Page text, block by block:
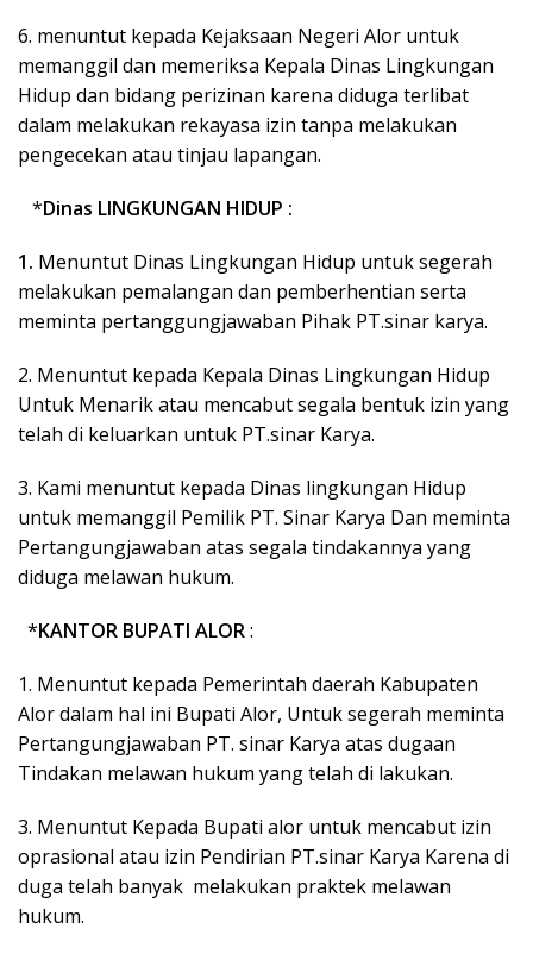
6. menuntut kepada Kejaksaan Negeri Alor untuk
memanggil dan memeriksa Kepala Dinas Lingkungan
Hidup dan bidang perizinan karena diduga terlibat
dalam melakukan rekayasa izin tanpa melakukan
pengecekan atau tinjau lapangan.
*Dinas LINGKUNGAN HIDUP :
1. Menuntut Dinas Lingkungan Hidup untuk segerah
melakukan pemalangan dan pemberhentian serta
meminta pertanggungjawaban Pihak PT.sinar karya.
2. Menuntut kepada Kepala Dinas Lingkungan Hidup
Untuk Menarik atau mencabut segala bentuk izin yang
telah di keluarkan untuk PT.sinar Karya.
3. Kami menuntut kepada Dinas lingkungan Hidup
untuk memanggil Pemilik PT. Sinar Karya Dan meminta
Pertangungjawaban atas segala tindakannya yang
diduga melawan hukum.
*KANTOR BUPATI ALOR:
1. Menuntut kepada Pemerintah daerah Kabupaten
Alor dalam hal ini Bupati Alor, Untuk segerah meminta
Pertangungjawaban PT. sinar Karya atas dugaan
Tindakan melawan hukum yang telah di lakukan.
3. Menuntut Kepada Bupati alor untuk mencabut izin
oprasional atau izin Pendirian PT.sinar Karya Karena di
duga telah banyak melakukan praktek melawan
hukum.